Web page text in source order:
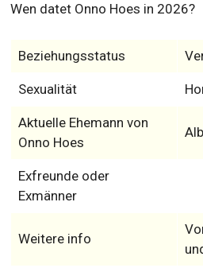
Wen datet Onno Hoes in 2026?
Beziehungsstatus
Sexualität
Aktuelle Ehemann von
Onno Hoes
Exfreunde oder
Exmänner
Weitere info